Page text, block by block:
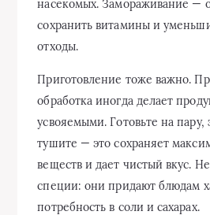
насекомых. Замораживание —
сохранить витамины и
отходы.
Приготовление тоже важно.
обработка иногда делает
усвояемыми. Готовьте на пару,
тушите — это сохраняет
веществ и дает чистый вкус.
специи: они придают блюдам
потребность в соли и сахарах.